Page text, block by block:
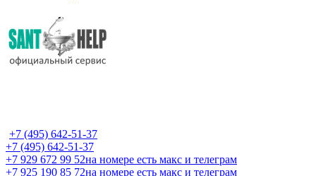
+7 (495) 642-51-37
+7 (495) 642-51-37
+7 929 672 99 52на номере есть макс и телеграм
+7 925 190 85 72на номере есть макс и телеграм